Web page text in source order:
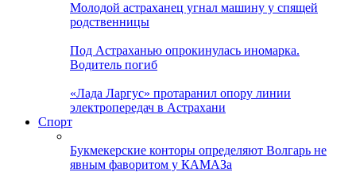
Молодой астраханец угнал машину у спящей
родственницы
Под Астраханью опрокинулась иномарка.
Водитель погиб
«Лада Ларгус» протаранил опору линии
электропередач в Астрахани
Спорт
Букмекерские конторы определяют Волгарь не
явным фаворитом у КАМАЗа